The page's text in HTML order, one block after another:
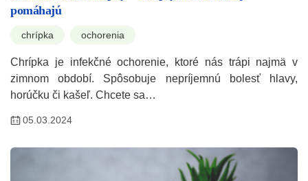
pomáhajú
chrípka ochorenia
Chrípka je infekčné ochorenie, ktoré nás trápi najmä v
zimnom období. Spôsobuje nepríjemnú bolesť hlavy,
horúčku či kašeľ. Chcete sa…
05.03.2024